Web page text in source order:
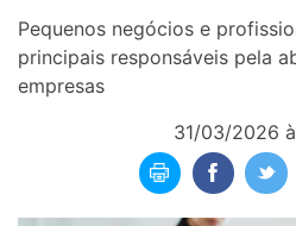
Pequenos negócios e
principais responsáveis pela
empresas
31/03/2026